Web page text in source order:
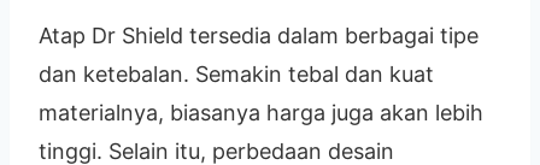
Atap Dr Shield tersedia dalam berbagai tipe
dan ketebalan. Semakin tebal dan kuat
materialnya, biasanya harga juga akan lebih
tinggi. Selain itu, perbedaan desain